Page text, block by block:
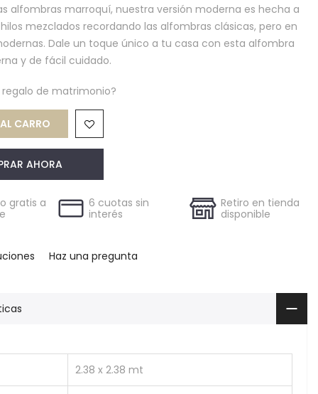
alfombras marroquí, nuestra versión moderna es hecha a
mezclados recordando las alfombras clásicas, pero en
Dale un toque único a tu casa con esta alfombra
y de fácil cuidado.
regalo de matrimonio?
CARRO
AHORA
gratis a
6 cuotas sin
interés
Retiro en tienda
disponible
Haz una pregunta
2.38 x 2.38 mt